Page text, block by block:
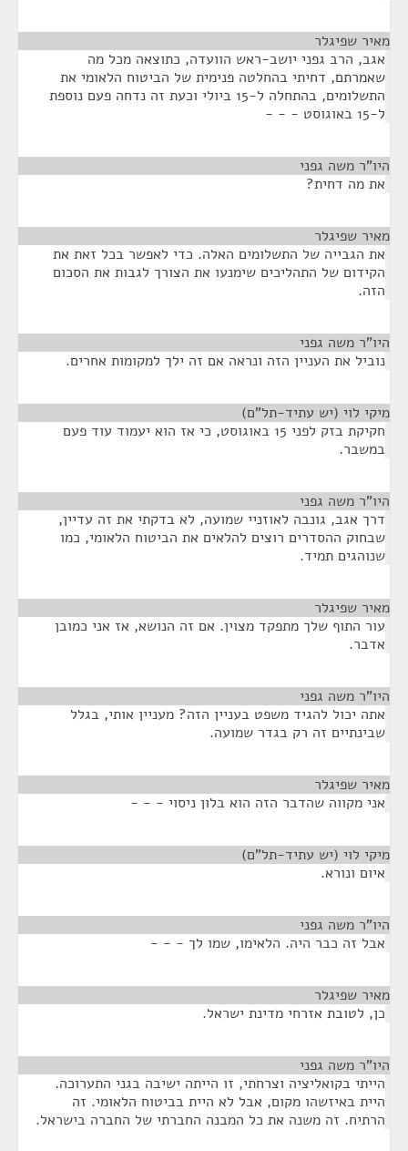
מאיר שפיגלר
אגב, הרב גפני יושב-ראש הוועדה, כתוצאה מכל מה
שאמרתם, דחיתי בהחלטה פנימית של הביטוח הלאומי את
התשלומים, בהתחלה ל-15 ביולי וכעת זה נדחה פעם נוספת
ל-15 באוגוסט - - -
היו"ר משה גפני
את מה דחית?
מאיר שפיגלר
את הגבייה של התשלומים האלה. כדי לאפשר בכל זאת את
הקידום של התהליכים שימנעו את הצורך לגבות את הסכום
הזה.
היו"ר משה גפני
נוביל את העניין הזה ונראה אם זה ילך למקומות אחרים.
מיקי לוי (יש עתיד-תל"ם)
חקיקת בזק לפני 15 באוגוסט, כי אז הוא יעמוד עוד פעם
במשבר.
היו"ר משה גפני
דרך אגב, גונבה לאוזניי שמועה, לא בדקתי את זה עדיין,
שבחוק ההסדרים רוצים להלאים את הביטוח הלאומי, כמו
שנוהגים תמיד.
מאיר שפיגלר
עור התוף שלך מתפקד מצוין. אם זה הנושא, אז אני כמובן
אדבר.
היו"ר משה גפני
אתה יכול להגיד משפט בעניין הזה? מעניין אותי, בגלל
שבינתיים זה רק בגדר שמועה.
מאיר שפיגלר
אני מקווה שהדבר הזה הוא בלון ניסוי - - -
מיקי לוי (יש עתיד-תל"ם)
איום ונורא.
היו"ר משה גפני
אבל זה כבר היה. הלאימו, שמו לך - - -
מאיר שפיגלר
כן, לטובת אזרחי מדינת ישראל.
היו"ר משה גפני
הייתי בקואליציה וצרחתי, זו הייתה ישיבה בגני התערוכה.
היית באיזשהו מקום, אבל לא היית בביטוח הלאומי. זה
הרתיח. זה משנה את כל המבנה החברתי של החברה בישראל.